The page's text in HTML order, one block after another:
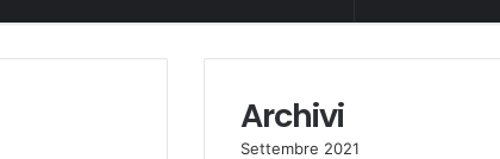
Archivi
Settembre 2021